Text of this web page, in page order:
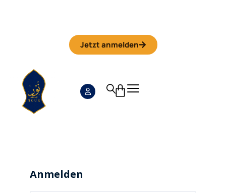
Jetzt anmelden
Anmelden